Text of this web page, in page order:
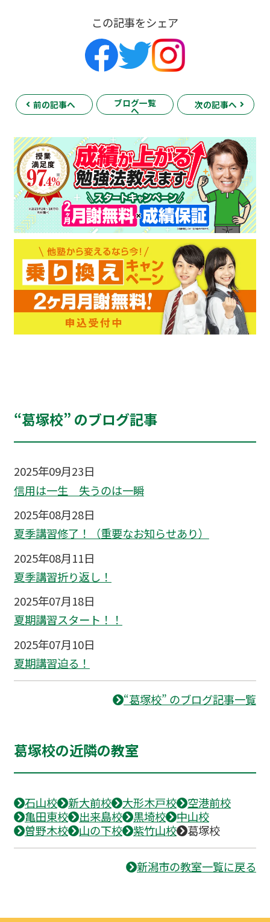
この記事をシェア
前の記事へ ブログ一覧
へ
次の記事へ
“葛塚校” のブログ記事
2025年09月23日
信用は一生 失うのは一瞬
2025年08月28日
夏季講習修了！（重要なお知らせあり）
2025年08月11日
夏季講習折り返し！
2025年07月18日
夏期講習スタート！！
2025年07月10日
夏期講習迫る！
“葛塚校” のブログ記事一覧
葛塚校の近隣の教室
石山校 新大前校 大形木戸校
空港前校
亀田東校
出来島校 黒埼校
中山校
曽野木校
山の下校 紫竹山校 葛塚校
新潟市の教室一覧に戻る